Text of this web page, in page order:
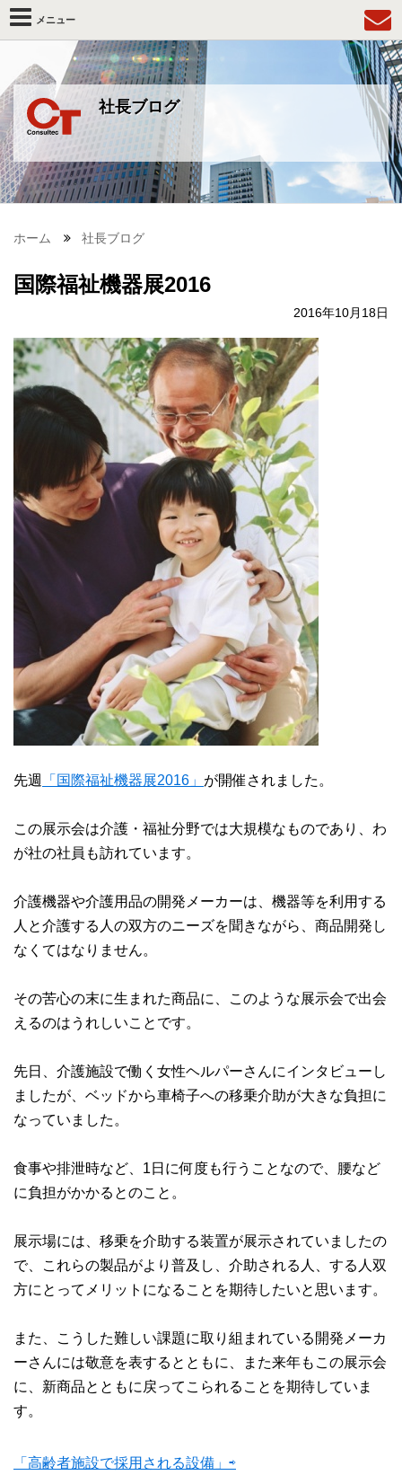
社長ブログ
メニュー
ホーム 社長ブログ
国際福祉機器展2016
2016年10月18日
先週 「国際福祉機器展2016」 が開催されました。
この展示会は介護・福祉分野では大規模なものであり、わ
が社の社員も訪れています。
介護機器や介護用品の開発メーカーは、機器等を利用する
人と介護する人の双方のニーズを聞きながら、商品開発し
なくてはなりません。
その苦心の末に生まれた商品に、このような展示会で出会
えるのはうれしいことです。
先日、介護施設で働く女性ヘルパーさんにインタビューし
ましたが、ベッドから車椅子への移乗介助が大きな負担に
なっていました。
食事や排泄時など、1日に何度も行うことなので、腰など
に負担がかかるとのこと。
展示場には、移乗を介助する装置が展示されていましたの
で、これらの製品がより普及し、介助される人、する人双
方にとってメリットになることを期待したいと思います。
また、こうした難しい課題に取り組まれている開発メーカ
ーさんには敬意を表するとともに、また来年もこの展示会
に、新商品とともに戻ってこられることを期待していま
す。
「高齢者施設で採用される設備」⇨